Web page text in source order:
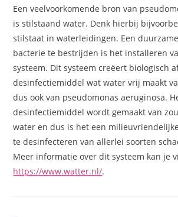
Een veelvoorkomende bron van
is stilstaand water. Denk hierbij
stilstaat in waterleidingen. Een
bacterie te bestrijden is het installeren
systeem. Dit systeem creëert biologisch
desinfectiemiddel wat water vrij maakt
dus ook van pseudomonas aeruginosa.
desinfectiemiddel wordt gemaakt van
water en dus is het een
te desinfecteren van allerlei soorten
Meer informatie over dit systeem kan je
https://www.watter.nl/.